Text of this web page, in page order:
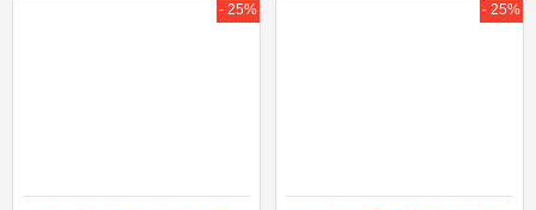
- 25% - 25%